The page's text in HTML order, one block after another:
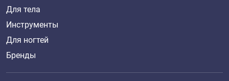
Для тела
Инструменты
Для ногтей
Бренды